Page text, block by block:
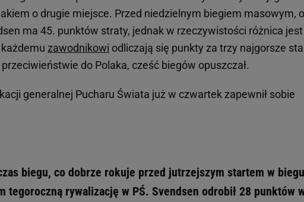
o drugie miejsce. Przed niedzielnym biegiem masowym,
ma 45. punktów straty, jednak w rzeczywistości różnica jest
zawodnikowi odliczają się punkty za trzy najgorsze
do Polaka, cześć biegów opuszczał.
generalnej Pucharu Świata już w czwartek zapewnił sobie
biegu, co dobrze rokuje przed jutrzejszym startem w biegu
tegoroczną rywalizację w PŚ. Svendsen odrobił 28 punktów